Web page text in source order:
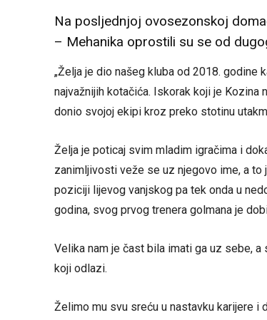
Na posljednjoj ovosezonskoj
– Mehanika oprostili su se od
„Želja je dio našeg kluba od 2018. godine
najvažnijih kotačića. Iskorak koji je
donio svojoj ekipi kroz preko stotinu
Želja je poticaj svim mladim igračima i
zanimljivosti veže se uz njegovo ime, a to
poziciji lijevog vanjskog pa tek onda u
godina, svog prvog trenera golmana je
Velika nam je čast bila imati ga uz sebe,
koji odlazi.
Želimo mu svu sreću u nastavku karijere i